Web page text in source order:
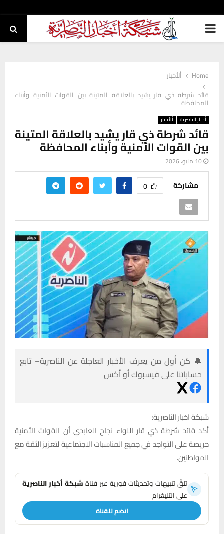
PRIMARY
Home
ألأخبار
قائد شرطة ذي قار يشيد بالعلاقة المتينة بين القوات الأمنية وأبناء
المحافظة
أخبار الناصرية ألأخبار
قائد شرطة ذي قار يشيد بالعلاقة المتينة
بين القوات الأمنية وأبناء المحافظة
10 مايو، 2026
مشاركة 0
🔔 كن أول من يعرف الأخبار العاجلة عن الناصرية– تابع
حساباتنا على فيسبوك أو أكس
شبكة اخبار الناصرية:
أكد قائد شرطة ذي قار اللواء نجاح العابدي أن القوات الأمنية
حريصة على التواجد في جميع المناسبات الاجتماعية لتعزيز الثقة مع
المواطنين.
تلقَّ تنبيهات وتحديثات فورية عبر قناةشبكة أخبار الناصرية
على التليغرام
انضم للقناة